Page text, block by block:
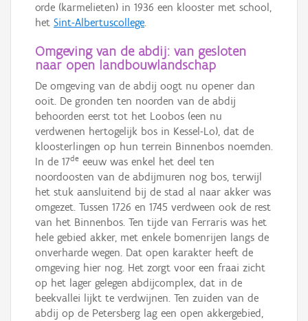
orde (karmelieten) in 1936 een klooster met school,
het Sint-Albertuscollege.
Omgeving van de abdij: van gesloten
naar open landbouwlandschap
De omgeving van de abdij oogt nu opener dan
ooit. De gronden ten noorden van de abdij
behoorden eerst tot het Loobos (een nu
verdwenen hertogelijk bos in Kessel-Lo), dat de
kloosterlingen op hun terrein Binnenbos noemden.
In de 17de eeuw was enkel het deel ten
noordoosten van de abdijmuren nog bos, terwijl
het stuk aansluitend bij de stad al naar akker was
omgezet. Tussen 1726 en 1745 verdween ook de rest
van het Binnenbos. Ten tijde van Ferraris was het
hele gebied akker, met enkele bomenrijen langs de
onverharde wegen. Dat open karakter heeft de
omgeving hier nog. Het zorgt voor een fraai zicht
op het lager gelegen abdijcomplex, dat in de
beekvallei lijkt te verdwijnen. Ten zuiden van de
abdij op de Petersberg lag een open akkergebied,